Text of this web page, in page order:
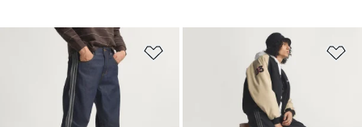
Zur Wunschliste hinzufügen